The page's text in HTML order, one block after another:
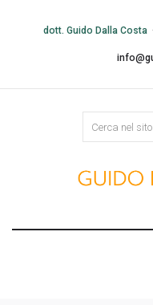
dott. Guido Dalla Costa